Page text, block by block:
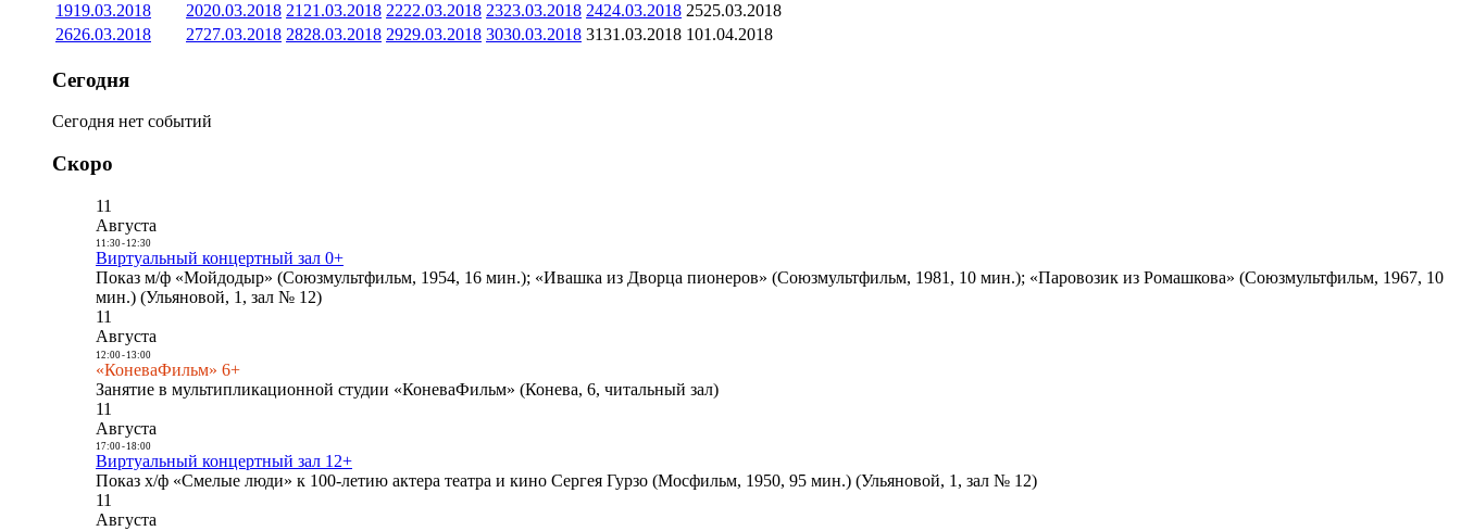
1919.03.2018 2020.03.2018 21 21.03.2018 2222.03.2018 2323.03.2018 2424.03.2018 2525.03.2018
2626.03.2018 2727.03.2018 2828.03.2018 2929.03.2018 3030.03.2018 3131.03.2018 101.04.2018
Сегодня
Сегодня нет событий
Скоро
11
Августа
11:30- 12:30
Виртуальный концертный зал 0+
Показ м/ф «Мойдодыр» (Союзмультфильм, 1954, 16 мин.); «Ивашка из Дворца пионеров» (Союзмультфильм, 1981, 10 мин.); «Паровозик из Ромашкова» (Союзмультфильм, 1967, 10
мин.) (Ульяновой, 1, зал № 12)
11
Августа
12:00- 13:00
«КоневаФильм» 6+
Занятие в мультипликационной студии «КоневаФильм» (Конева, 6, читальный зал)
11
Августа
17:00- 18:00
Виртуальный концертный зал 12+
Показ х/ф «Смелые люди» к 100-летию актера театра и кино Сергея Гурзо (Мосфильм, 1950, 95 мин.) (Ульяновой, 1, зал № 12)
11
Августа